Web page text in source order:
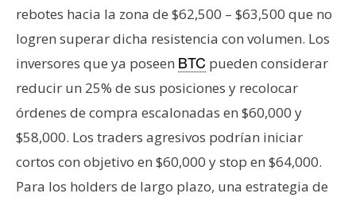
rebotes hacia la zona de $62,500 – $63,500 que no
logren superar dicha resistencia con volumen. Los
inversores que ya poseen BTC pueden considerar
reducir un 25% de sus posiciones y recolocar
órdenes de compra escalonadas en $60,000 y
$58,000. Los traders agresivos podrían iniciar
cortos con objetivo en $60,000 y stop en $64,000.
Para los holders de largo plazo, una estrategia de